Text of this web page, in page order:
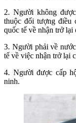
2. Người không
thuộc đối tượng điều
quốc tế về nhận trở
3. Người phải về
tế về việc nhận trở lại
4. Người được cấp
ninh.